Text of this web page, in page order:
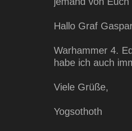
Hallo Graf
Warhammer 4.
habe ich auch
Viele Grüße,
Yogsothoth